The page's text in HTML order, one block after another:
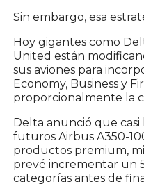
Sin embargo, esa
Hoy gigantes como
United están
sus aviones para
Economy, Business y
proporcionalmente la
Delta anunció que casi
futuros Airbus A350-
productos premium,
prevé incrementar un
categorías antes de